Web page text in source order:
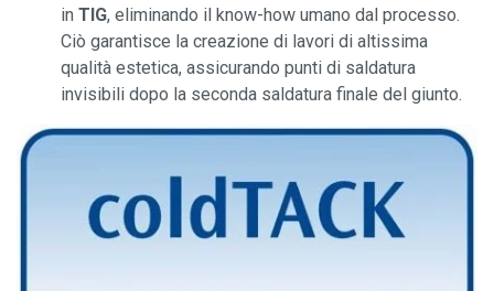
in TIG, eliminando il know-how umano dal processo.
Ciò garantisce la creazione di lavori di altissima
qualità estetica, assicurando punti di saldatura
invisibili dopo la seconda saldatura finale del giunto.